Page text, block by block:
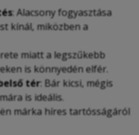
: Alacsony fogyasztása
kínál, miközben a
miatt a legszűkebb
is könnyedén elfér.
tér: Bár kicsi, mégis
is ideális.
márka híres tartósságáról